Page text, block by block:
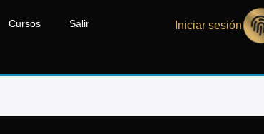
Cursos Salir Iniciar sesión